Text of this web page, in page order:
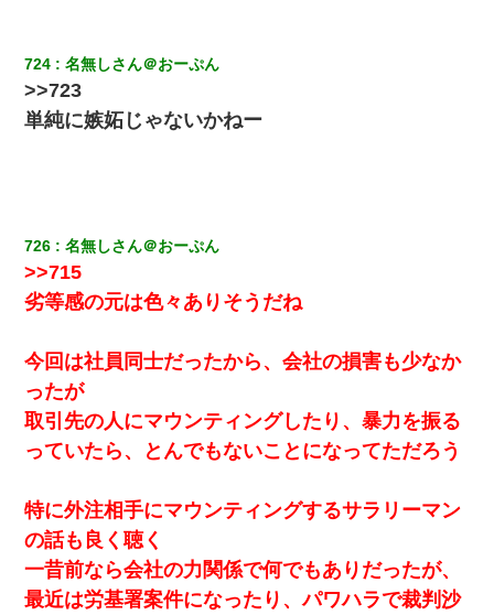
724 名無しさん＠おーぷん
>>723
単純に嫉妬じゃないかねー
726 名無しさん＠おーぷん
>>715
劣等感の元は色々ありそうだね
今回は社員同士だったから、会社の損害も少なか
ったが
取引先の人にマウンティングしたり、暴力を振る
っていたら、とんでもないことになってただろう
特に外注相手にマウンティングするサラリーマン
の話も良く聴く
一昔前なら会社の力関係で何でもありだったが、
最近は労基署案件になったり、パワハラで裁判沙